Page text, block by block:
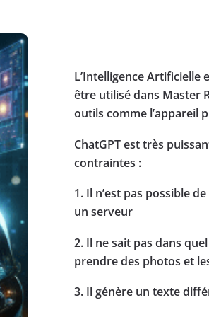
L’Intelligence
être utilisé dans Master
outils comme l’appareil
ChatGPT est très
contraintes :
1. Il n’est pas possible
un serveur
2. Il ne sait pas dans
prendre des photos et
3. Il génère un texte